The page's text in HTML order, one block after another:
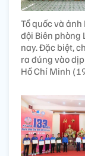
Tổ quốc và
đội Biên phòng
nay. Đặc biệt,
ra đúng vào
Hồ Chí Minh